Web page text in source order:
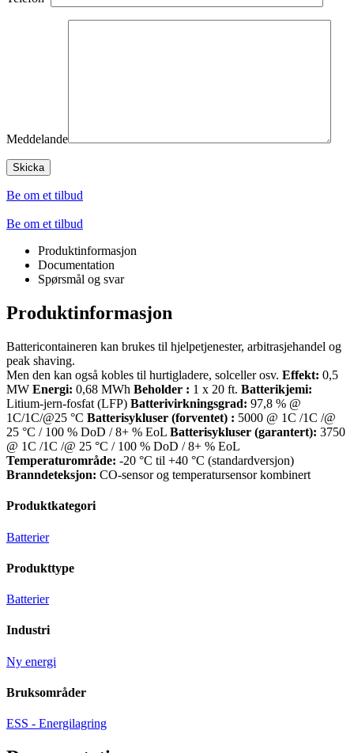
Meddelande
Be om et tilbud
Be om et tilbud
Produktinformasjon
Documentation
Spørsmål og svar
Produktinformasjon
Battericontaineren kan brukes til hjelpetjenester, arbitrasjehandel og
peak shaving.
Men den kan også kobles til hurtigladere, solceller osv. Effekt: 0,5
MW Energi: 0,68 MWh Beholder : 1 x 20 ft. Batterikjemi:
Litium-jern-fosfat (LFP) Batterivirkningsgrad: 97,8 % @
1C/1C/@25 °C Batterisykluser (forventet) : 5000 @ 1C /1C /@
25 °C / 100 % DoD / 8+ % EoL Batterisykluser (garantert): 3750
@ 1C /1C /@ 25 °C / 100 % DoD / 8+ % EoL
Temperaturområde: -20 °C til +40 °C (standardversjon)
Branndeteksjon: CO-sensor og temperatursensor kombinert
Produktkategori
Batterier
Produkttype
Batterier
Industri
Ny energi
Bruksområder
ESS - Energilagring